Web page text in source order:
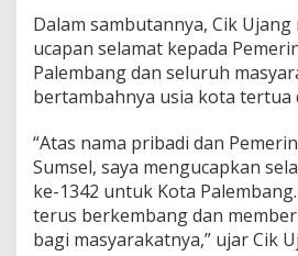
o
r
o
n
g
a
l
e
b
a
Dalam sambutannya, Cik
ucapan selamat kepada
Palembang dan seluruh
bertambahnya usia kota tertua
“Atas nama pribadi dan
Sumsel, saya mengucapkan
ke-1342 untuk Kota
terus berkembang dan
bagi masyarakatnya,” ujar Cik